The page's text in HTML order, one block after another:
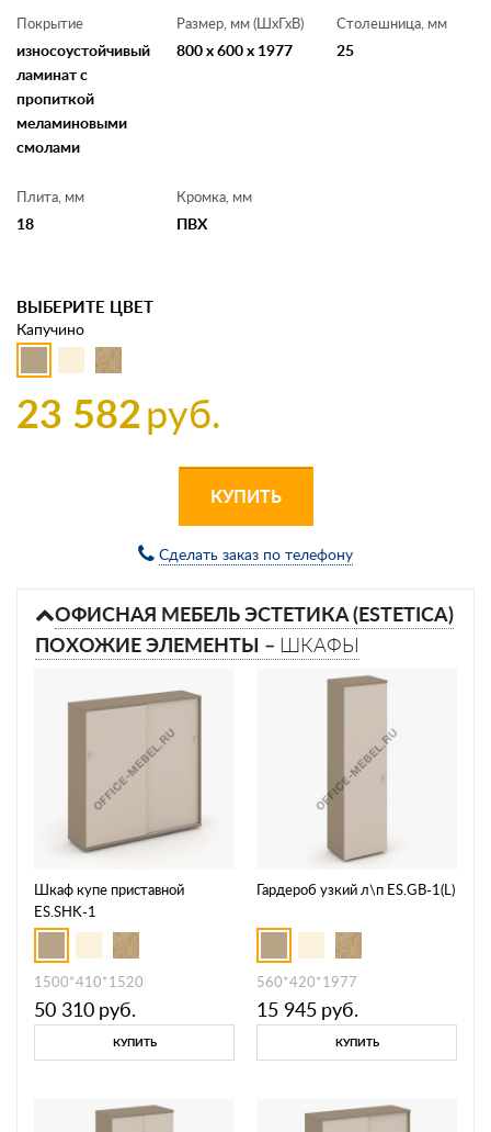
Покрытие
износоустойчивый
ламинат с
пропиткой
меламиновыми
смолами
Размер, мм (ШхГхВ)
800 x 600 x 1977
Столешница, мм
25
Плита, мм
18
Кромка, мм
ПВХ
ВЫБЕРИТЕ ЦВЕТ
Капучино
23 582руб.
КУПИТЬ
Сделать заказ по телефону
ОФИСНАЯ МЕБЕЛЬ ЭСТЕТИКА (ESTETICA)
ПОХОЖИЕ ЭЛЕМЕНТЫ – ШКАФЫ
Шкаф купе приставной
ES.SHK-1
1500*410*1520
50 310 руб.
КУПИТЬ
Гардероб узкий л\п ES.GB-1(L)
560*420*1977
15 945 руб.
КУПИТЬ